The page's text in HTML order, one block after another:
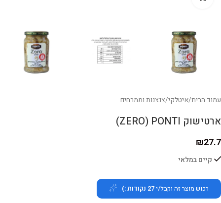
עמוד הבית/איטלקי/צנצנות וממרחים
ארטישוק ZERO) PONTI)
₪27.7
קיים במלאי
רכוש מוצר זה וקבל/י27 נקודות :)